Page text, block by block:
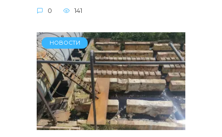
0 141
НОВОСТИ